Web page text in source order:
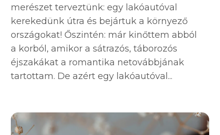
merészet terveztünk: egy lakóautóval
kerekedünk útra és bejártuk a környező
országokat! Őszintén: már kinőttem abból
a korból, amikor a sátrazós, táborozós
éjszakákat a romantika netovábbjának
tartottam. De azért egy lakóautóval...